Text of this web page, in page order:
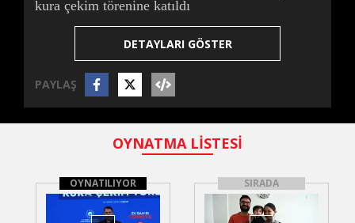
kura çekim törenine katıldı
DETAYLARI GÖSTER
PAYLAŞ
OYNATMA LİSTESİ
OYNATILIYOR SIRADA